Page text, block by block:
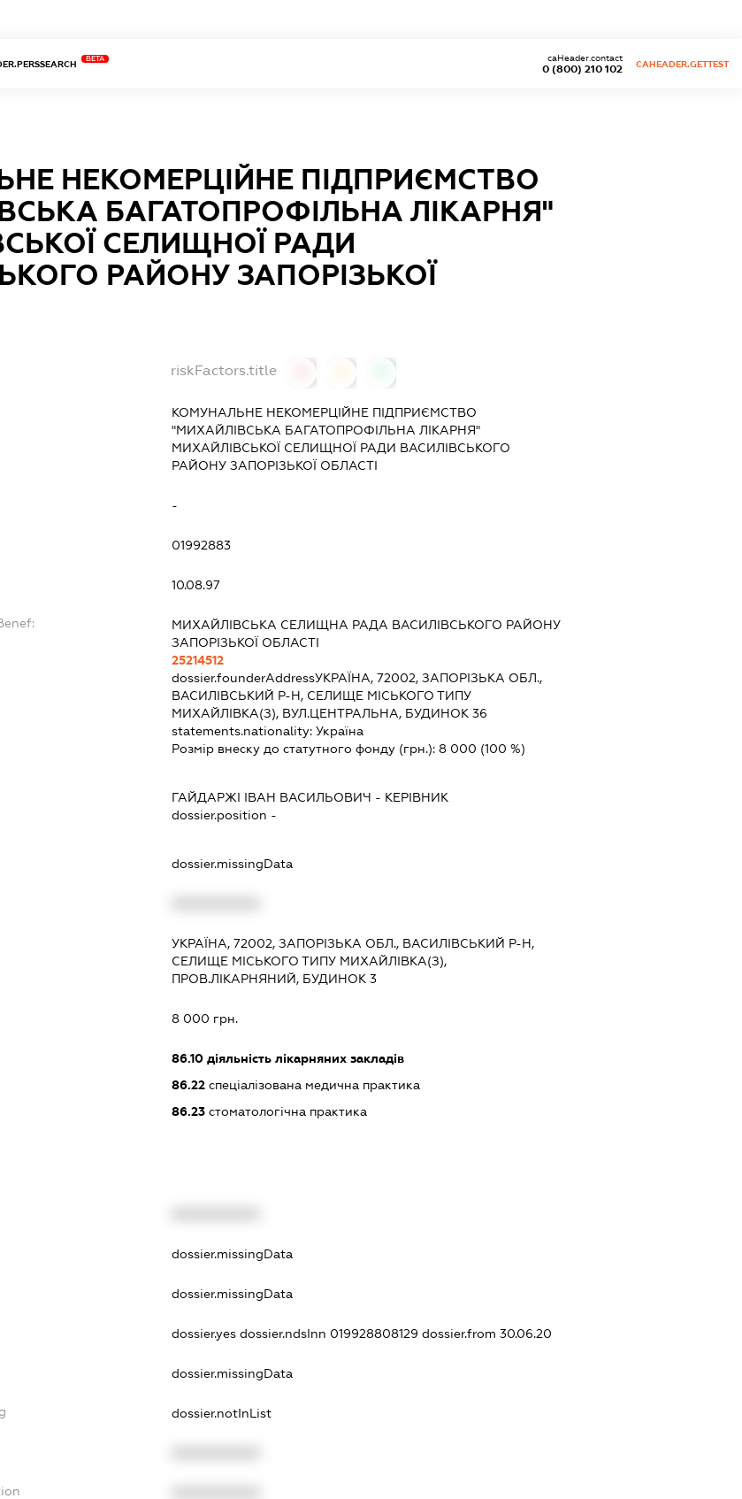
BETA
0 (800) 210 102
caHeader.contact
CAHEADER.GETTEST
НЕКОМЕРЦІЙНЕ ПІДПРИЄМСТВО
БАГАТОПРОФІЛЬНА ЛІКАРНЯ"
СЕЛИЩНОЇ РАДИ
РАЙОНУ ЗАПОРІЗЬКОЇ
riskFactors.title
КОМУНАЛЬНЕ НЕКОМЕРЦІЙНЕ ПІДПРИЄМСТВО
"МИХАЙЛІВСЬКА БАГАТОПРОФІЛЬНА ЛІКАРНЯ"
МИХАЙЛІВСЬКОЇ СЕЛИЩНОЇ РАДИ ВАСИЛІВСЬКОГО
РАЙОНУ ЗАПОРІЗЬКОЇ ОБЛАСТІ
-
01992883
10.08.97
МИХАЙЛІВСЬКА СЕЛИЩНА РАДА ВАСИЛІВСЬКОГО РАЙОНУ
ЗАПОРІЗЬКОЇ ОБЛАСТІ
25214512
dossier.founderAddressУКРАЇНА, 72002, ЗАПОРІЗЬКА ОБЛ.,
ВАСИЛІВСЬКИЙ Р-Н, СЕЛИЩЕ МІСЬКОГО ТИПУ
МИХАЙЛІВКА(З), ВУЛ.ЦЕНТРАЛЬНА, БУДИНОК 36
statements.nationality: Україна
Розмір внеску до статутного фонду (грн.): 8 000 (100 %)
ГАЙДАРЖІ ІВАН ВАСИЛЬОВИЧ - КЕРІВНИК
dossier.position -
dossier.missingData
УКРАЇНА, 72002, ЗАПОРІЗЬКА ОБЛ., ВАСИЛІВСЬКИЙ Р-Н,
СЕЛИЩЕ МІСЬКОГО ТИПУ МИХАЙЛІВКА(З),
ПРОВ.ЛІКАРНЯНИЙ, БУДИНОК 3
8 000 грн.
86.10діяльність лікарняних закладів
86.22спеціалізована медична практика
86.23стоматологічна практика
dossier.missingData
dossier.missingData
dossier.yes dossier.ndsInn 019928808129 dossier.from 30.06.20
dossier.missingData
dossier.notInList